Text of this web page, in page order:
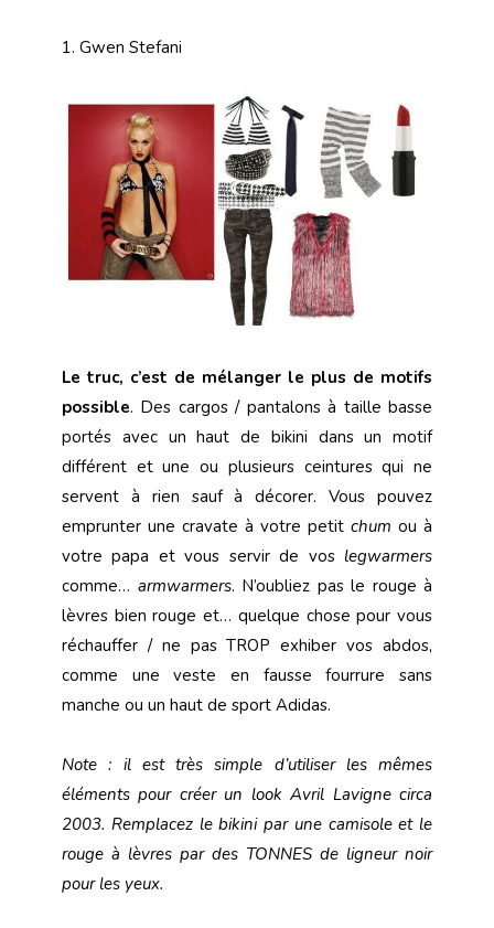
1. Gwen Stefani
Le truc, c’est de mélanger le plus de motifs
possible. Des cargos / pantalons à taille basse
portés avec un haut de bikini dans un motif
différent et une ou plusieurs ceintures qui ne
servent à rien sauf à décorer. Vous pouvez
emprunter une cravate à votre petit chum ou à
votre papa et vous servir de vos legwarmers
comme… armwarmers. N’oubliez pas le rouge à
lèvres bien rouge et… quelque chose pour vous
réchauffer / ne pas TROP exhiber vos abdos,
comme une veste en fausse fourrure sans
manche ou un haut de sport Adidas.
Note : il est très simple d’utiliser les mêmes
éléments pour créer un look Avril Lavigne circa
2003. Remplacez le bikini par une camisole et le
rouge à lèvres par des TONNES de ligneur noir
pour les yeux.